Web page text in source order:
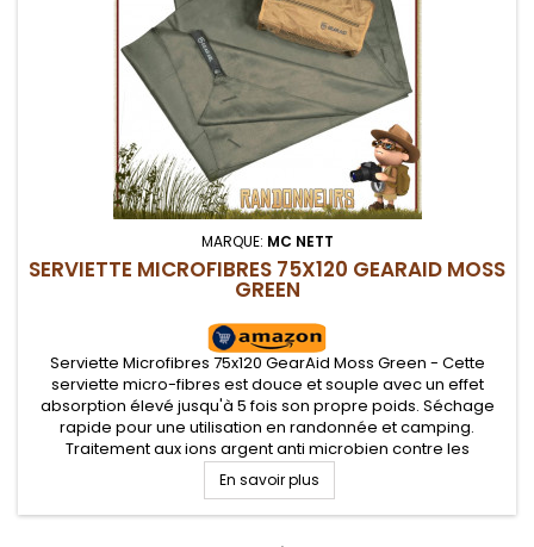
MARQUE: MC NETT
SERVIETTE MICROFIBRES 75X120 GEARAID MOSS
GREEN
Serviette Microfibres 75x120 GearAid Moss Green - Cette
serviette micro-fibres est douce et souple avec un effet
absorption élevé jusqu'à 5 fois son propre poids. Séchage
rapide pour une utilisation en randonnée et camping.
Traitement aux ions argent anti microbien contre les
mauvaises odeurs. Lavable en machine ou à la main. Sa
douceur vous permet de...
En savoir plus